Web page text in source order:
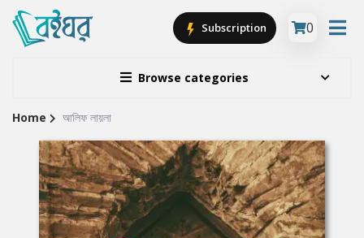
Browse categories
Subscription 0
Site
Breadcrumb
Home আলিফ লায়লা